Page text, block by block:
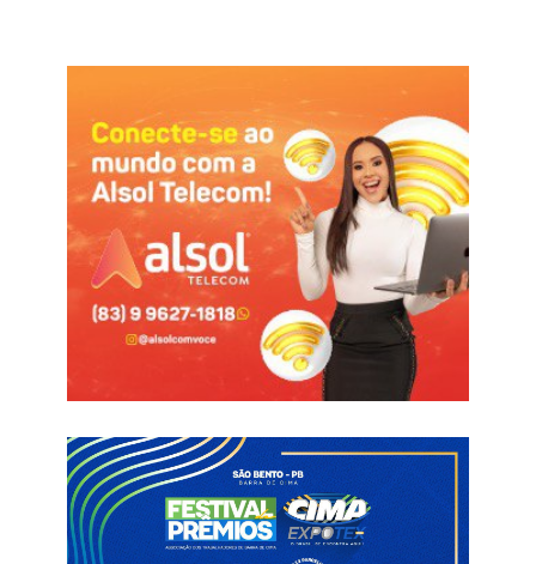
por volta das 9h40. Quando as equipes chegaram ao local, o
veículo já havia deixado a área. Moradores relataram que o
automóvel envolvido seria um caminhão.
A estrutura, considerada um dos principais símbolos históricos
e religiosos da cidade, sofreu danos que comprometeram sua
estabilidade. Por risco de desabamento, a área foi isolada e o
arco acabou demolido por questões de segurança.
O Corpo de Bombeiros Militar do Rio Grande do Norte informou
que orientou o isolamento do local e o acionamento da equipe
de engenharia da prefeitura para avaliação da estrutura.
Moradores lamentaram a destruição do monumento, que dá
acesso à barragem e à serra do município.
Segundo informações iniciais, o arco deverá ser reconstruído.